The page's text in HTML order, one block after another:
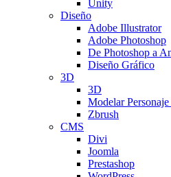
Unity
Diseño
Adobe Illustrator
Adobe Photoshop
De Photoshop a
Diseño Gráfico
3D
3D
Modelar
Zbrush
CMS
Divi
Joomla
Prestashop